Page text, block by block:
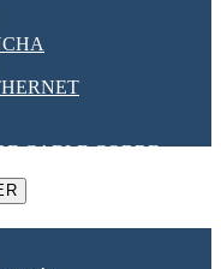
[VDF]
CABLE COBRE